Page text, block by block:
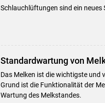
Schlauchlüftungen sind ein
Standardwartung von
Das Melken ist die wichtigste
Grund ist die Funktionalität der
Wartung des Melkstandes.